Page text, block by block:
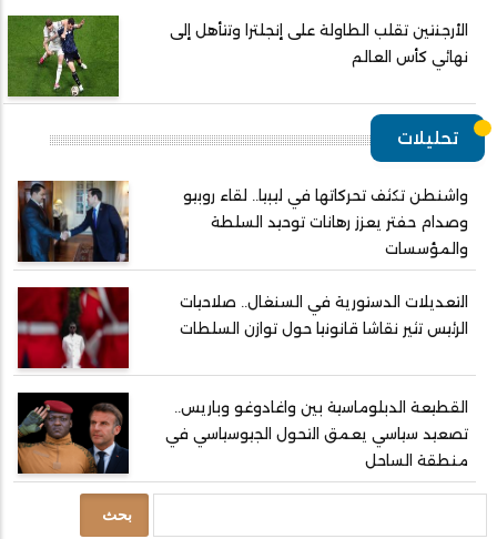
الأرجنتين تقلب الطاولة على إنجلترا وتتأهل إلى
نهائي كأس العالم
تحليلات
واشنطن تكثف تحركاتها في ليبيا.. لقاء روبيو
وصدام حفتر يعزز رهانات توحيد السلطة
والمؤسسات
التعديلات الدستورية في السنغال.. صلاحيات
الرئيس تثير نقاشا قانونيا حول توازن السلطات
القطيعة الدبلوماسية بين واغادوغو وباريس..
تصعيد سياسي يعمق التحول الجيوسياسي في
منطقة الساحل